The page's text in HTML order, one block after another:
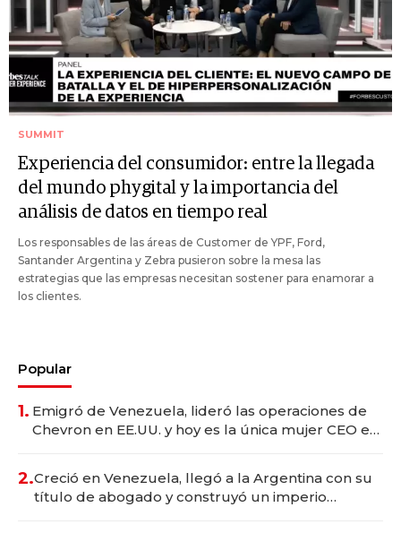
SUMMIT
Experiencia del consumidor: entre la llegada
del mundo phygital y la importancia del
análisis de datos en tiempo real
Los responsables de las áreas de Customer de YPF, Ford,
Santander Argentina y Zebra pusieron sobre la mesa las
estrategias que las empresas necesitan sostener para enamorar a
los clientes.
Popular
1. Emigró de Venezuela, lideró las operaciones de
Chevron en EE.UU. y hoy es la única mujer CEO en
2.Creció en Venezuela, llegó a la Argentina con su
título de abogado y construyó un imperio